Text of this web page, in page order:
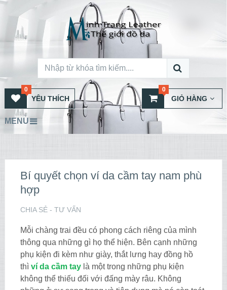
YÊU THÍCH
0
GIỎ HÀNG
0
MENU
Bí quyết chọn ví da cầm tay nam phù
hợp
CHIA SẺ - TƯ VẤN
Mỗi chàng trai đều có phong cách riêng của mình
thông qua những gì họ thể hiện. Bên cạnh những
phụ kiện đi kèm như giày, thắt lưng hay đồng hồ
thì ví da cầm taylà một trong những phụ kiện
không thể thiếu đối với đấng mày râu. Không